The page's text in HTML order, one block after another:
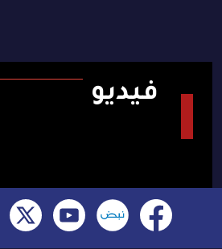
فيديو